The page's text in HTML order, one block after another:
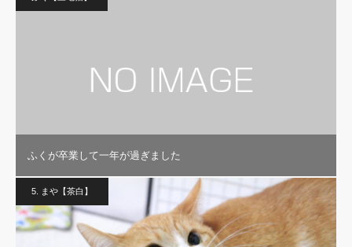
ふくが卒業して一年が過ぎました
5. まや【茶白】